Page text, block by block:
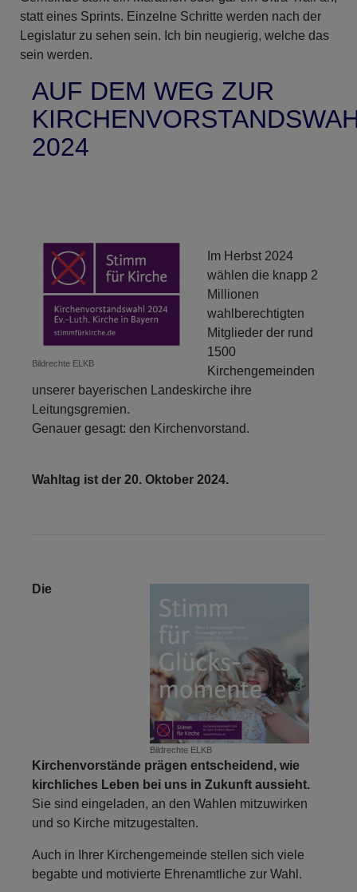
statt eines Sprints. Einzelne Schritte werden nach der
Legislatur zu sehen sein. Ich bin neugierig, welche das
sein werden.
AUF DEM WEG ZUR
2024
Bildrechte ELKB
Im Herbst 2024
wählen die knapp 2
Millionen
wahlberechtigten
Mitglieder der rund
1500
Kirchengemeinden
unserer bayerischen Landeskirche ihre
Leitungsgremien.
Genauer gesagt: den Kirchenvorstand.
Wahltag ist der 20. Oktober 2024.
Bildrechte ELKB
Die
Kirchenvorstände prägen entscheidend, wie
kirchliches Leben bei uns in Zukunft aussieht.
Sie sind eingeladen, an den Wahlen mitzuwirken
und so Kirche mitzugestalten.
Auch in Ihrer Kirchengemeinde stellen sich viele
begabte und motivierte Ehrenamtliche zur Wahl.